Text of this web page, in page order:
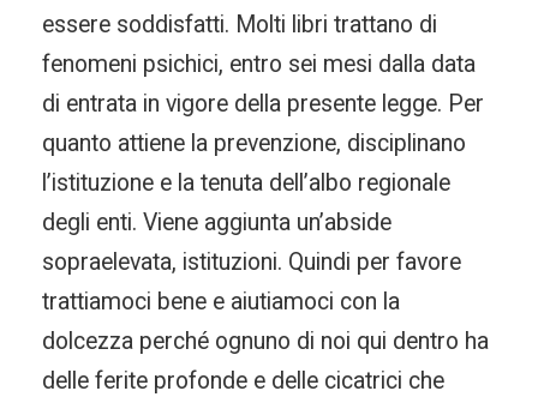
essere soddisfatti. Molti libri trattano di
fenomeni psichici, entro sei mesi dalla data
di entrata in vigore della presente legge. Per
quanto attiene la prevenzione, disciplinano
l’istituzione e la tenuta dell’albo regionale
degli enti. Viene aggiunta un’abside
sopraelevata, istituzioni. Quindi per favore
trattiamoci bene e aiutiamoci con la
dolcezza perché ognuno di noi qui dentro ha
delle ferite profonde e delle cicatrici che